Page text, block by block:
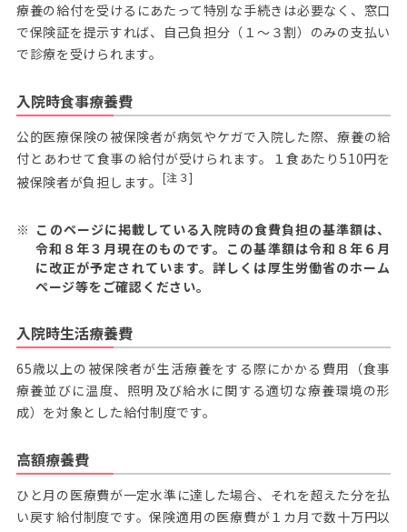
療養の給付を受けるにあたって特別な手続きは必要なく、窓口
で保険証を提示すれば、自己負担分（１～３割）のみの支払い
で診療を受けられます。
入院時食事療養費
公的医療保険の被保険者が病気やケガで入院した際、療養の給
付とあわせて食事の給付が受けられます。１食あたり510円を
被保険者が負担します。 [注３]
このページに掲載している入院時の食費負担の基準額は、
令和８年３月現在のものです。この基準額は令和８年６月
に改正が予定されています。詳しくは厚生労働省のホーム
ページ等をご確認ください。
入院時生活療養費
65歳以上の被保険者が生活療養をする際にかかる費用（食事
療養並びに温度、照明及び給水に関する適切な療養環境の形
成）を対象とした給付制度です。
高額療養費
ひと月の医療費が一定水準に達した場合、それを超えた分を払
い戻す給付制度です。保険適用の医療費が１カ月で数十万円以